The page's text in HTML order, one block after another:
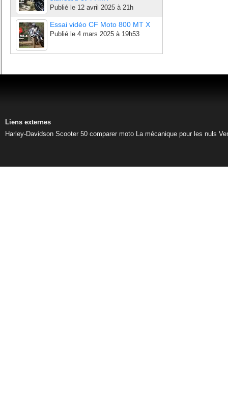
Publié le 12 avril 2025 à 21h
Essai vidéo CF Moto 800 MT X
Publié le 4 mars 2025 à 19h53
Liens externes
Harley-Davidson Scooter 50 comparer moto La mécanique pour les nuls